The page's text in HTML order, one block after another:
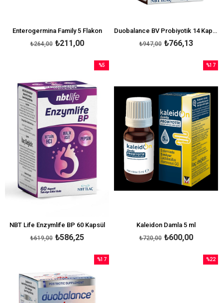
Enterogermina Family 5 Flakon
₺211,00
₺264,00
Duobalance BV Probiyotik 14 Kapsül
₺766,13
₺947,00
NBT Life Enzymlife BP 60 Kapsül
₺586,25
₺619,00
%5
Kaleidon Damla 5 ml
₺600,00
₺720,00
%17
%17
%17İndirim
%22